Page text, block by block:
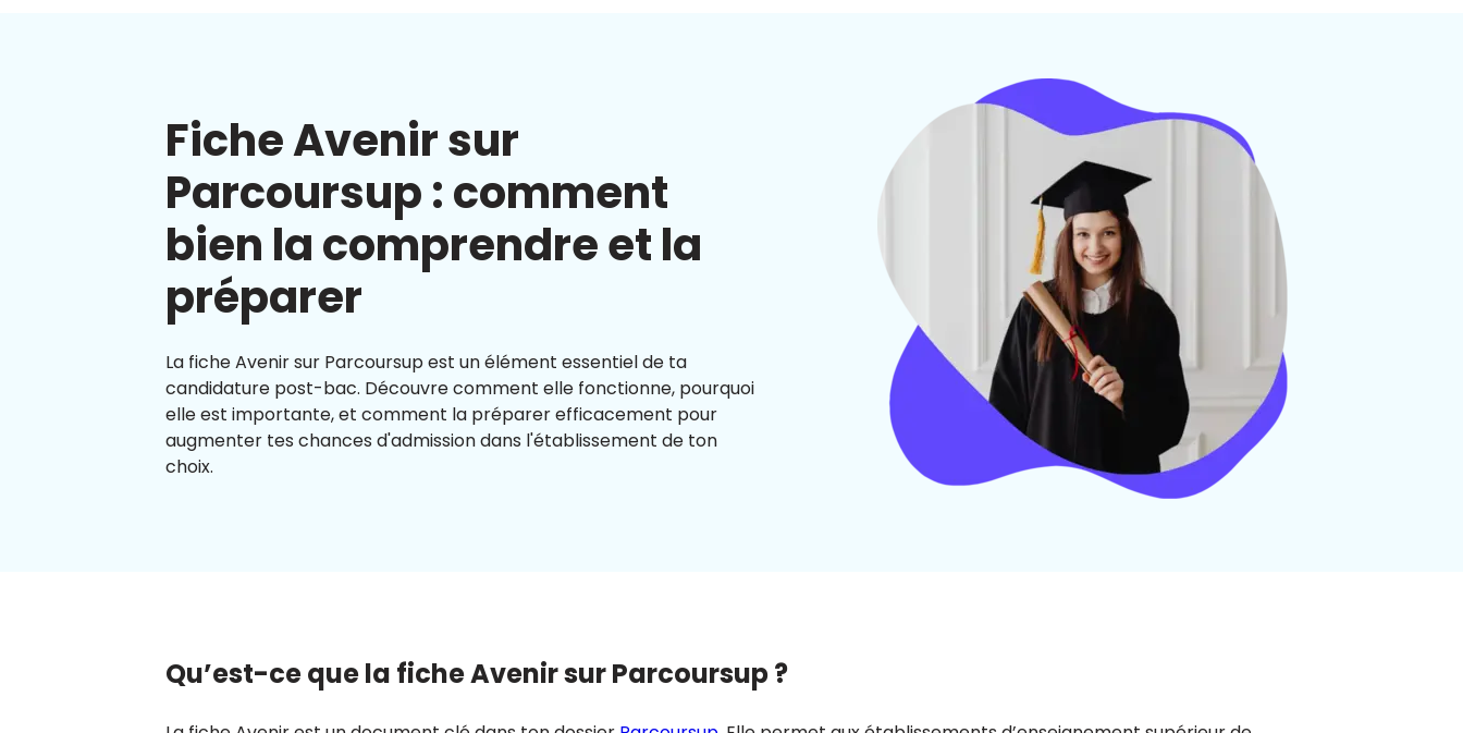
Fiche Avenir sur
Parcoursup : comment
bien la comprendre et la
préparer
La fiche Avenir sur Parcoursup est un élément essentiel de ta
candidature post-bac. Découvre comment elle fonctionne, pourquoi
elle est importante, et comment la préparer efficacement pour
augmenter tes chances d'admission dans l'établissement de ton
choix.
Qu’est-ce que la fiche Avenir sur Parcoursup ?